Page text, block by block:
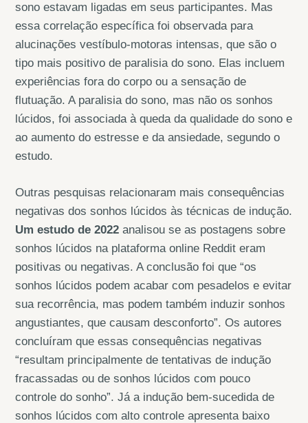
sono estavam ligadas em seus participantes. Mas
essa correlação específica foi observada para
alucinações vestíbulo-motoras intensas, que são o
tipo mais positivo de paralisia do sono. Elas incluem
experiências fora do corpo ou a sensação de
flutuação. A paralisia do sono, mas não os sonhos
lúcidos, foi associada à queda da qualidade do sono e
ao aumento do estresse e da ansiedade, segundo o
estudo.
Outras pesquisas relacionaram mais consequências
negativas dos sonhos lúcidos às técnicas de indução.
Um estudo de 2022 analisou se as postagens sobre
sonhos lúcidos na plataforma online Reddit eram
positivas ou negativas. A conclusão foi que “os
sonhos lúcidos podem acabar com pesadelos e evitar
sua recorrência, mas podem também induzir sonhos
angustiantes, que causam desconforto”. Os autores
concluíram que essas consequências negativas
“resultam principalmente de tentativas de indução
fracassadas ou de sonhos lúcidos com pouco
controle do sonho”. Já a indução bem-sucedida de
sonhos lúcidos com alto controle apresenta baixo